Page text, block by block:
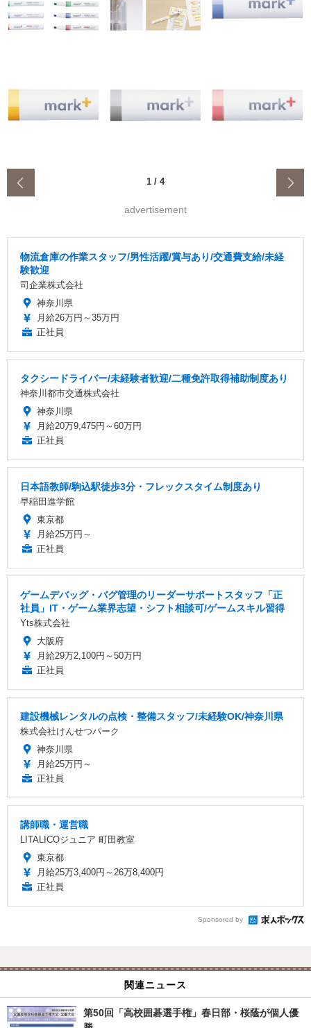
1 / 4
advertisement
物流倉庫の作業スタッフ/男性活躍/賞与あり/交通費支給/未経
験歓迎
司企業株式会社
神奈川県
月給26万円～35万円
正社員
タクシードライバー/未経験者歓迎/二種免許取得補助制度あり
神奈川都市交通株式会社
神奈川県
月給20万9,475円～60万円
正社員
日本語教師/駒込駅徒歩3分・フレックスタイム制度あり
早稲田進学館
東京都
月給25万円～
正社員
ゲームデバッグ・バグ管理のリーダーサポートスタッフ「正
社員」IT・ゲーム業界志望・シフト相談可/ゲームスキル習得
Yts株式会社
大阪府
月給29万2,100円～50万円
正社員
建設機械レンタルの点検・整備スタッフ/未経験OK/神奈川県
株式会社けんせつパーク
神奈川県
月給25万円～
正社員
講師職・運営職
LITALICOジュニア 町田教室
東京都
月給25万3,400円～26万8,400円
正社員
Sponsored by
関連ニュース
第50回「高校囲碁選手権」春日部・桜蔭が個人優